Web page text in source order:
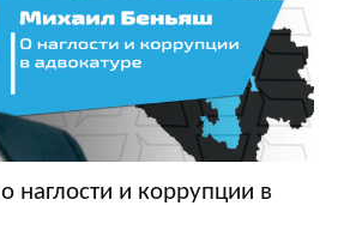
наглости и коррупции в